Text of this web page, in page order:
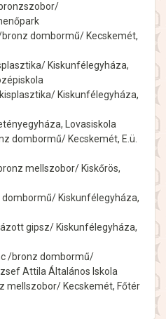
dombormű/ Kecskemét,
Kiskunfélegyháza,
Kiskunfélegyháza,
Lovasiskola
dombormű/ Kecskemét, E.ü.
mellszobor/ Kiskőrös,
Kiskunfélegyháza,
gipsz/ Kiskunfélegyháza,
/bronz dombormű/
Attila Általános Iskola
mellszobor/ Kecskemét, Főtér